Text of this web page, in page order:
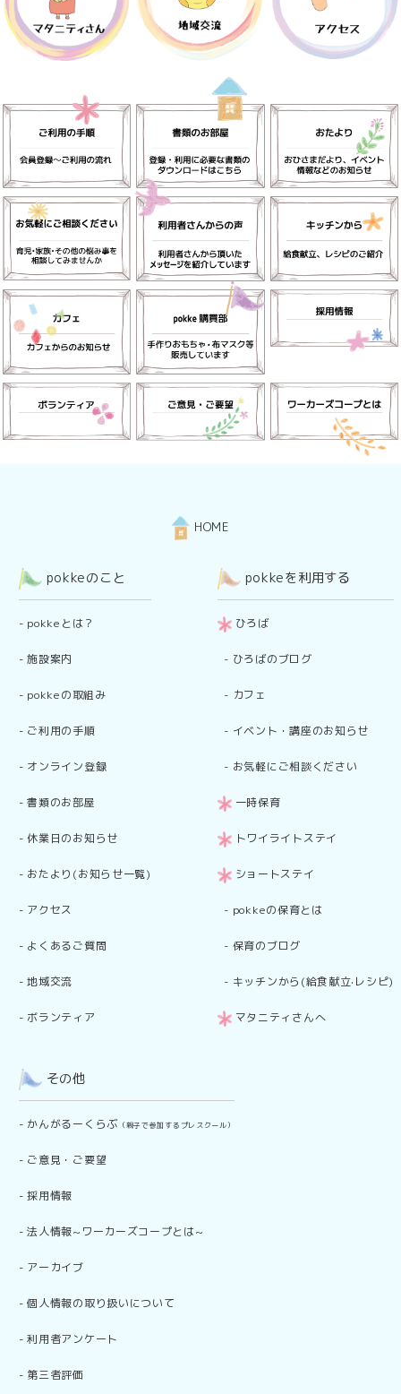
HOME
pokkeのこと
- pokkeとは？
-施設案内
- pokkeの取組み
- ご利用の手順
- オンライン登録
-書類のお部屋
-休業日のお知らせ
- おたより(お知らせ一覧)
- アクセス
- よくあるご質問
-地域交流
- ボランティア
pokkeを利用する
ひろば
- ひろばのブログ
- カフェ
- イベント・講座のお知らせ
- お気軽にご相談ください
一時保育
トワイライトステイ
ショートステイ
- pokkeの保育とは
- 保育のブログ
- キッチンから(給食献立·レシピ)
マタニティさんへ
その他
- かんがるーくらぶ （親子で参加するプレスクール）
- ご意見・ご要望
-採用情報
-法人情報~ワーカーズコープとは~
- アーカイブ
-個人情報の取り扱いについて
-利用者アンケート
- 第三者評価